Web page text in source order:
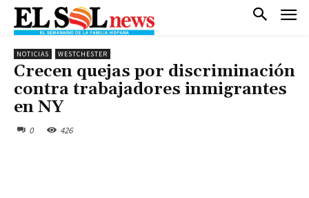
NOTICIAS WESTCHESTER
Crecen quejas por discriminación
contra trabajadores inmigrantes
en NY
0 426